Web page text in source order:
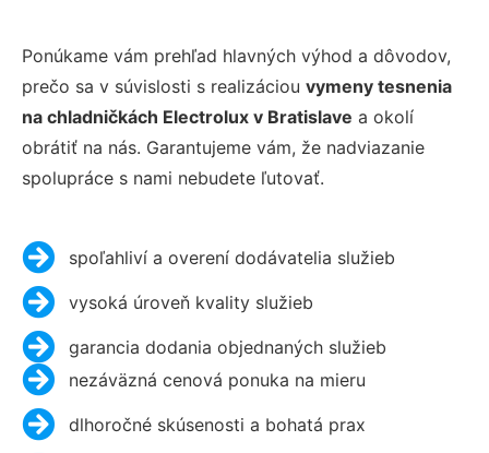
Ponúkame vám prehľad hlavných výhod a dôvodov,
prečo sa v súvislosti s realizáciou vymeny tesnenia
na chladničkách Electrolux v Bratislave a okolí
obrátiť na nás. Garantujeme vám, že nadviazanie
spolupráce s nami nebudete ľutovať.
spoľahliví a overení dodávatelia služieb
vysoká úroveň kvality služieb
garancia dodania objednaných služieb
nezáväzná cenová ponuka na mieru
dlhoročné skúsenosti a bohatá prax